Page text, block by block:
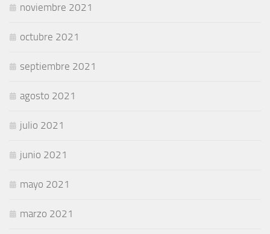
noviembre 2021
octubre 2021
septiembre 2021
agosto 2021
julio 2021
junio 2021
mayo 2021
marzo 2021